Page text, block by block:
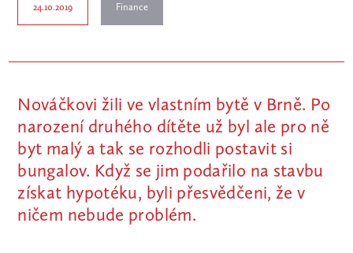
24.10.2019 Finance
Nováčkovi žili ve vlastním bytě v Brně. Po
narození druhého dítěte už byl ale pro ně
byt malý a tak se rozhodli postavit si
bungalov. Když se jim podařilo na stavbu
získat hypotéku, byli přesvědčeni, že v
ničem nebude problém.